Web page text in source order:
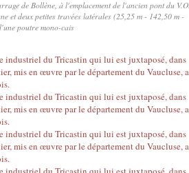
de Bollène, à l'emplacement de l'ancien pont du V.O.
et deux petites travées latérales (25,25 m - 142,50 m -
poutre mono-cais